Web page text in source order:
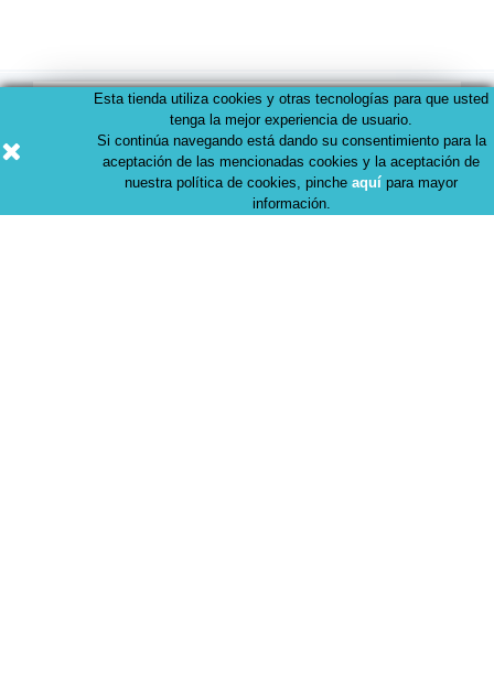
Recibe nuestras últimas noticias y
ventas especiales
Esta tienda utiliza cookies y otras tecnologías para que usted
tenga la mejor experiencia de usuario.
Si continúa navegando está dando su consentimiento para la
aceptación de las mencionadas cookies y la aceptación de
nuestra política de cookies, pinche aquí para mayor
información.